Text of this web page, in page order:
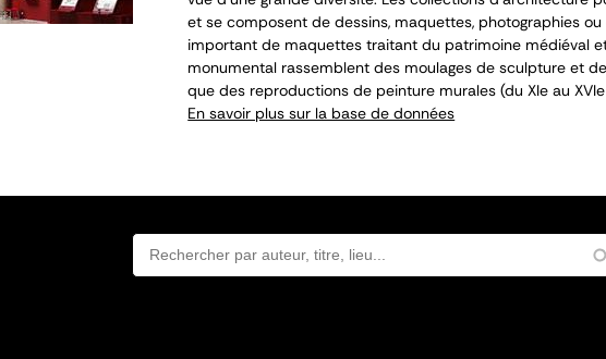
et se composent de dessins, maquettes, photographies
important de maquettes traitant du patrimoine médiéval
monumental rassemblent des moulages de sculpture et
que des reproductions de peinture murales (du XIe au XVIe
En savoir plus sur la base de données